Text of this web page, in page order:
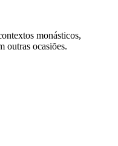
monásticos,
outras ocasiões.